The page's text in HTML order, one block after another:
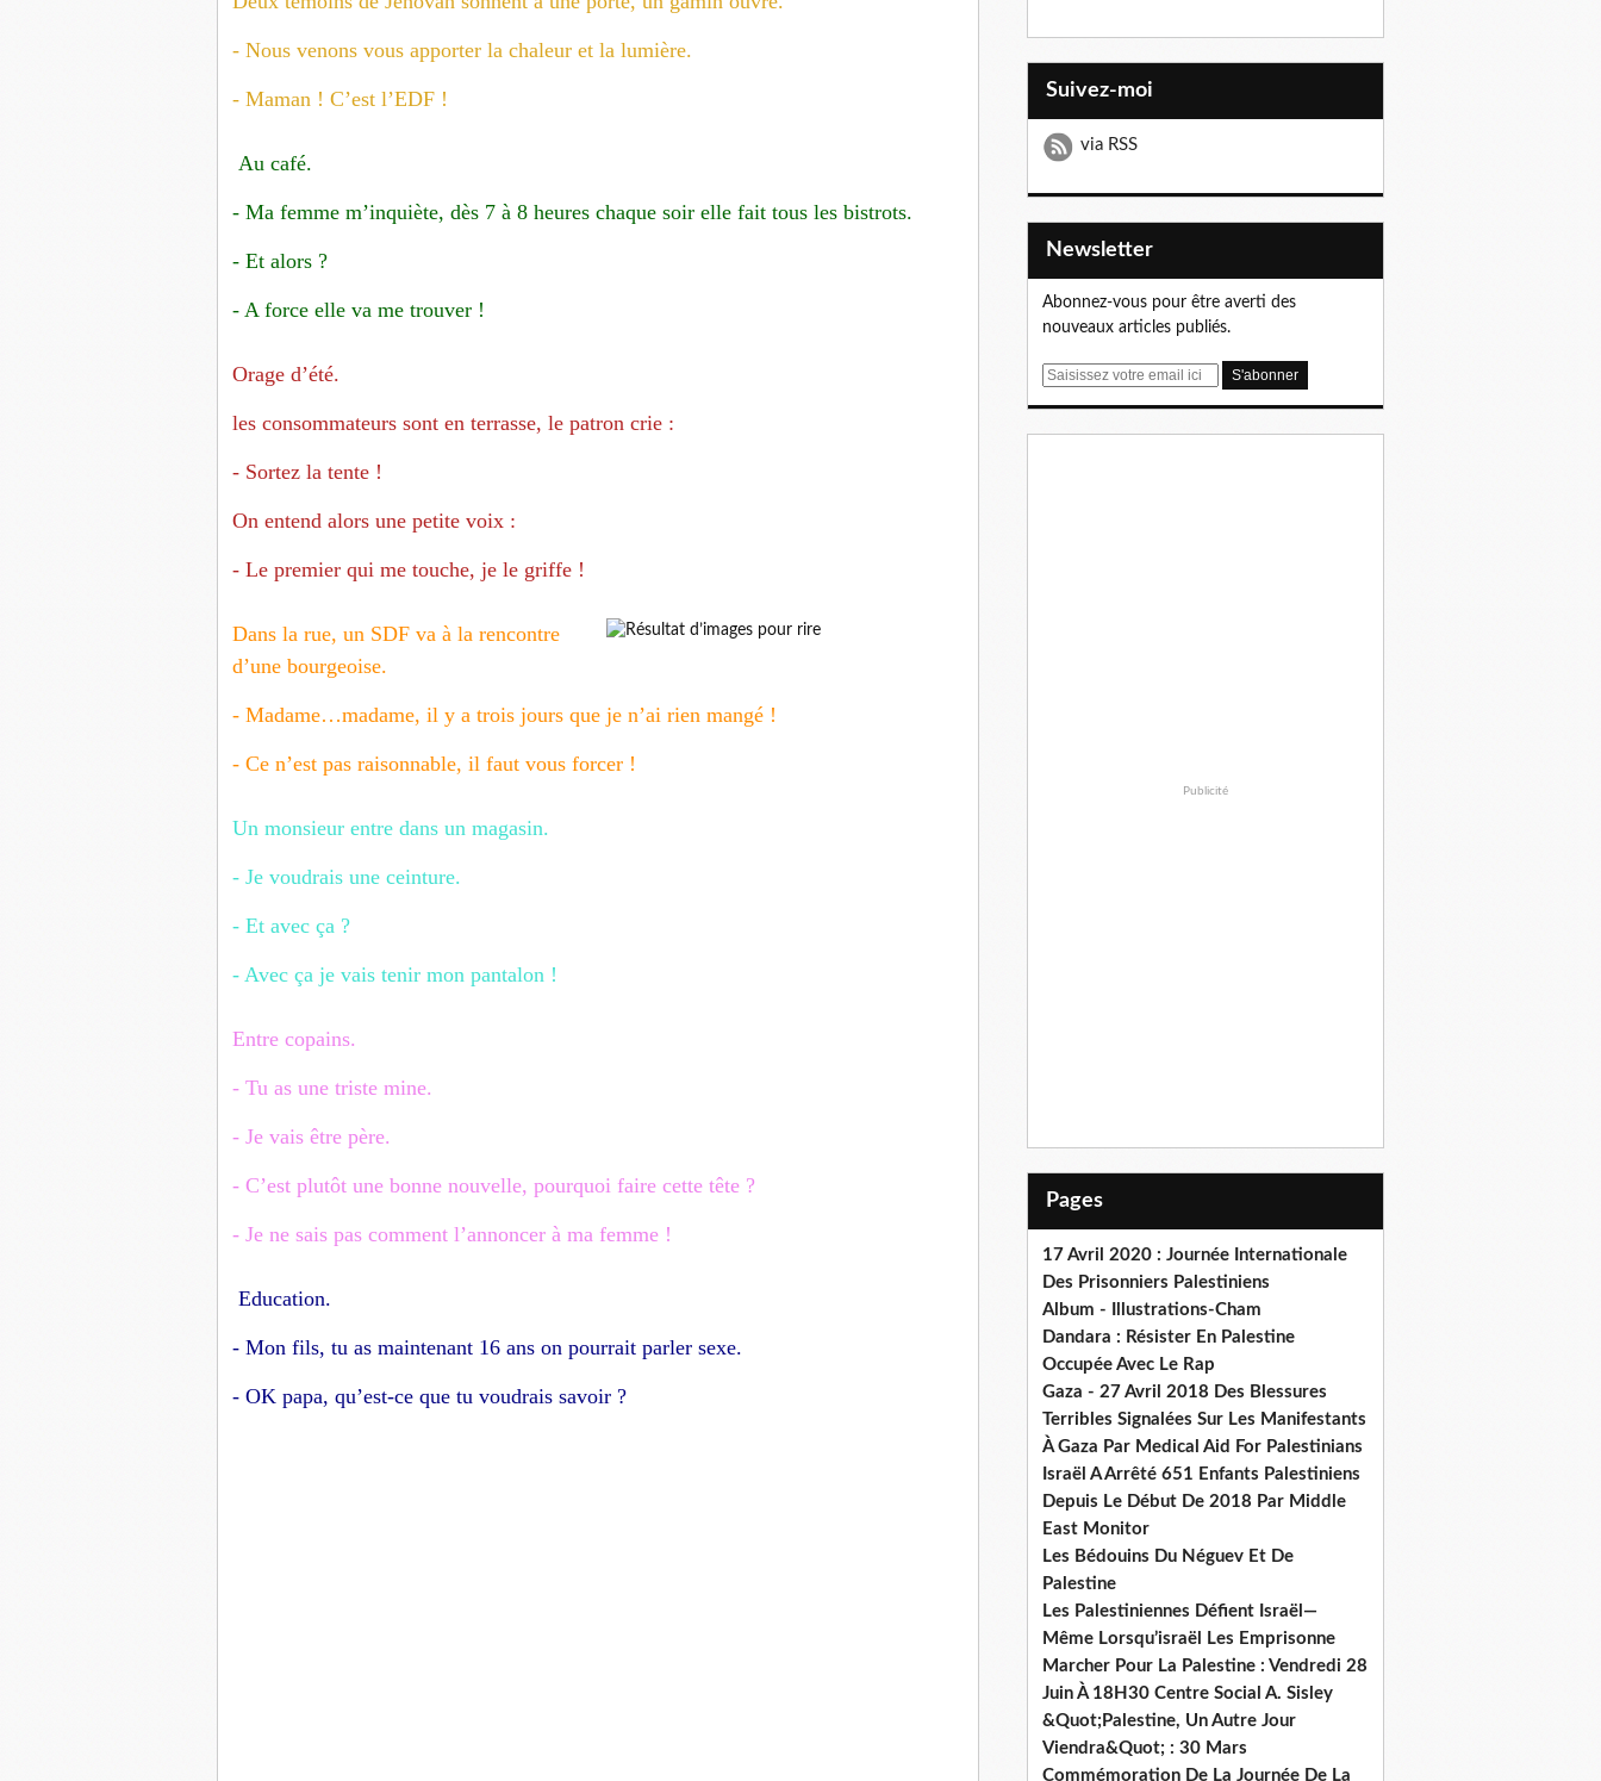
- Nous venons vous apporter la chaleur et la lumière.
- Maman ! C’est l’EDF !
Au café.
- Ma femme m’inquiète, dès 7 à 8 heures chaque soir elle fait tous les bistrots.
- Et alors ?
- A force elle va me trouver !
Orage d’été.
les consommateurs sont en terrasse, le patron crie :
- Sortez la tente !
On entend alors une petite voix :
- Le premier qui me touche, je le griffe !
Dans la rue, un SDF va à la rencontre
d’une bourgeoise.
- Madame…madame, il y a trois jours que je n’ai rien mangé !
- Ce n’est pas raisonnable, il faut vous forcer !
Un monsieur entre dans un magasin.
- Je voudrais une ceinture.
- Et avec ça ?
- Avec ça je vais tenir mon pantalon !
Entre copains.
- Tu as une triste mine.
- Je vais être père.
- C’est plutôt une bonne nouvelle, pourquoi faire cette tête ?
- Je ne sais pas comment l’annoncer à ma femme !
Education.
- Mon fils, tu as maintenant 16 ans on pourrait parler sexe.
- OK papa, qu’est-ce que tu voudrais savoir ?
Suivez-moi
via RSS
Newsletter
Abonnez-vous pour être averti des
nouveaux articles publiés.
E
Publicité
Pages
17 Avril 2020 : Journée Internationale
Des Prisonniers Palestiniens
Album - Illustrations-Cham
Dandara : Résister En Palestine
Occupée Avec Le Rap
Gaza - 27 Avril 2018 Des Blessures
Terribles Signalées Sur Les Manifestants
À Gaza Par Medical Aid For Palestinians
Israël A Arrêté 651 Enfants Palestiniens
Depuis Le Début De 2018 Par Middle
East Monitor
Les Bédouins Du Néguev Et De
Palestine
Les Palestiniennes Défient Israël—
Même Lorsqu’israël Les Emprisonne
Marcher Pour La Palestine : Vendredi 28
Juin À 18H30 Centre Social A. Sisley
&Quot;Palestine, Un Autre Jour
Viendra&Quot; : 30 Mars
Commémoration De La Journée De La